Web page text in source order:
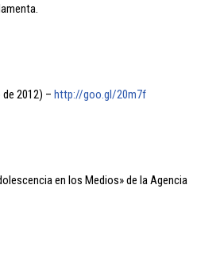
2012) – http://goo.gl/20m7f
en los Medios» de la Agencia